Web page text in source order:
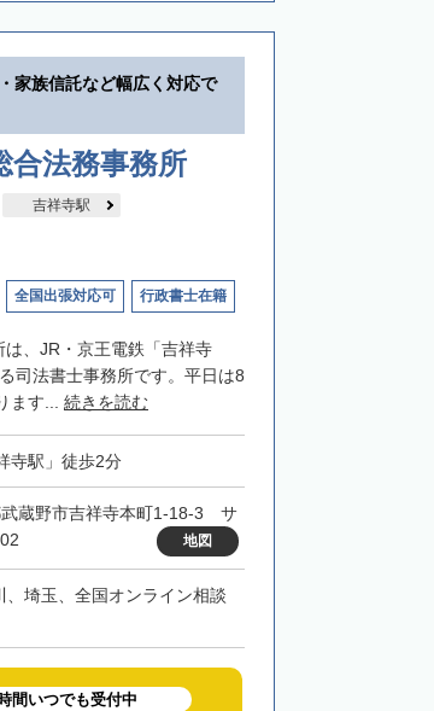
家族信託など幅広く対応で
合法務事務所
吉祥寺駅
全国出張対応可 行政書士在籍
、JR・京王電鉄「吉祥寺
司法書士事務所です。平日は8
ます... 続きを読む
寺駅」徒歩2分
蔵野市吉祥寺本町1-18-3 サ
地図
、埼玉、全国オンライン相談
間いつでも受付中